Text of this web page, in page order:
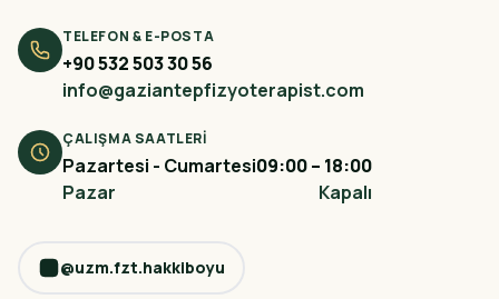
TELEFON & E-POSTA
+90 532 503 30 56
info@gaziantepfizyoterapist.com
ÇALIŞMA SAATLERI
Pazartesi - Cumartesi09:00 – 18:00
Pazar
Kapalı
@uzm.fzt.hakkiboyu